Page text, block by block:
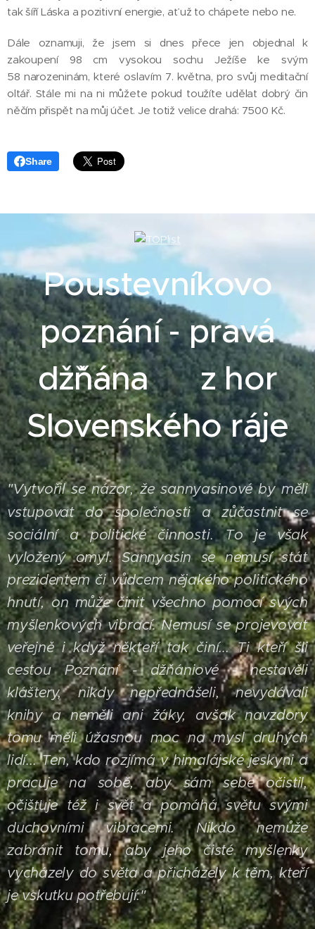
tak šíří Láska a pozitivní energie, ať už to chápete nebo ne.
Dále oznamuji, že jsem si dnes přece jen objednal k
zakoupení 98 cm vysokou sochu Ježíše ke svým
58 narozeninám, které oslavím 7. května, pro svůj meditační
oltář. Stále mi na ni můžete pokud toužíte udělat dobrý čin
něčím přispět na můj účet. Je totiž velice drahá: 7500 Kč.
Share
Poustevníkovo
poznání - pravá
džˇňána z hor
Slovenského ráje
"Vytvořil se názor, že sannyasinové by měli
vstupovat do společnosti a zůčastnit se
sociální a politické činnosti. To je však
vyložený omyl. Sannyasin se nemusí stát
prezidentem či vůdcem nějakého politického
hnutí, on může činit všechno pomocí svých
myšlenkových vibrací. Nemusí se projevovat
veřejně i když někteří tak činí...Ti kteří šli
cestou Poznání - džňániové - nestavěli
kláštery, nikdy nepřednášeli, nevydávali
knihy a neměli ani žáky, avšak navzdory
tomu měli úžasnou moc na mysl druhých
lidí... Ten, kdo rozjímá v himalájské jeskyni a
pracuje na sobě, aby sám sebe očistil,
očišťuje též i svět a pomáhá světu svými
duchovními vibracemi. Nikdo nemůže
zabránit tomu, aby jeho čisté myšlenky
vycházely do světa a přicházely k těm, kteří
je vskutku potřebují."